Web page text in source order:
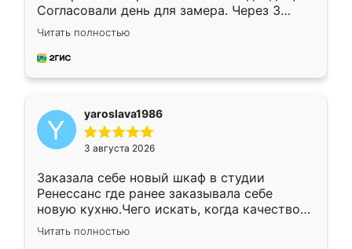
Согласовали день для замера. Через 3
недели кухня была уже готова. Остались
довольны работой. Спасибо Ренессанс
мебель за качественную работу!
Читать полностью
yaroslava1986
3 августа 2026
Заказала себе новый шкаф в студии
Ренессанс где ранее заказывала себе
новую кухню.Чего искать, когда качеством
вполне довольна. Служит кухня уже почти
два года, нареканий нет.
Читать полностью